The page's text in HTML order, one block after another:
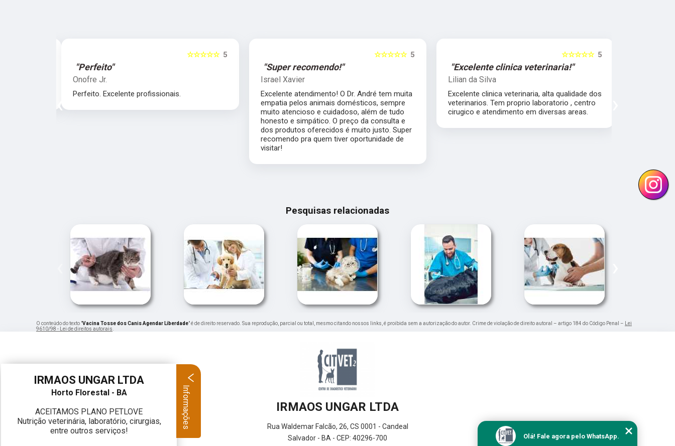
5
☆☆☆☆☆
"Perfeito"
Onofre Jr.
Perfeito. Excelente profissionais.
5
☆☆☆☆☆
"Super recomendo!"
Israel Xavier
Excelente atendimento! O Dr. André tem muita
empatia pelos animais domésticos, sempre
muito atencioso e cuidadoso, além de tudo
honesto e simpático. O preço da consulta e
dos produtos oferecidos é muito justo. Super
recomendo pra quem tiver oportunidade de
visitar!
5
☆☆☆☆☆
"Excelente clinica veterinaria!"
Lilian da Silva
Excelente clinica veterinaria, alta qualidade dos
veterinarios. Tem proprio laboratorio , centro
cirugico e atendimento em diversas areas.
‹
Pesquisas relacionadas
O conteúdo do texto "Vacina Tosse dos Canis Agendar Liberdade" é de direito reservado. Sua reprodução, parcial ou total, mesmo citando nossos links, é proibida sem a autorização do autor. Crime de violação de direito autoral – artigo 184 do Código Penal – Lei
9610/98 - Lei de direitos autorais.
IRMAOS UNGAR LTDA
Rua Waldemar Falcão, 26, CS 0001 - Candeal
Salvador - BA - CEP: 40296-700
Olá! Fale agora pelo WhatsApp.
IRMAOS UNGAR LTDA
Horto Florestal - BA
ACEITAMOS PLANO PETLOVE
Nutrição veterinária, laboratório, cirurgias,
entre outros serviços!
Informações